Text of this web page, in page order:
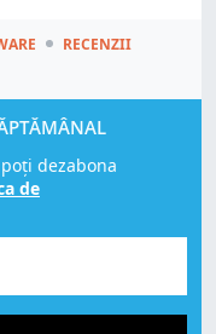
RECENZII
dezabona
de